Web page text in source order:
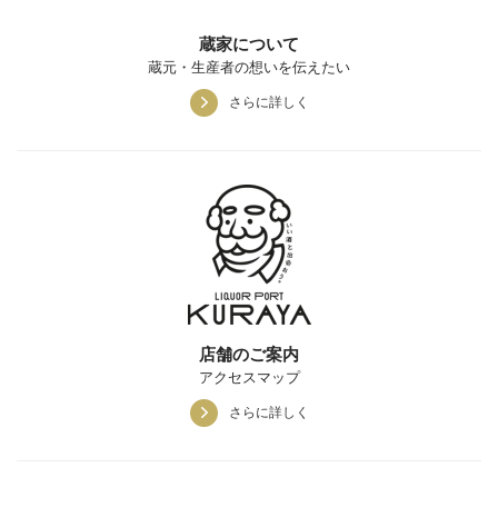
蔵家について
蔵元・生産者の想いを伝えたい
さらに詳しく
店舗のご案内
アクセスマップ
さらに詳しく